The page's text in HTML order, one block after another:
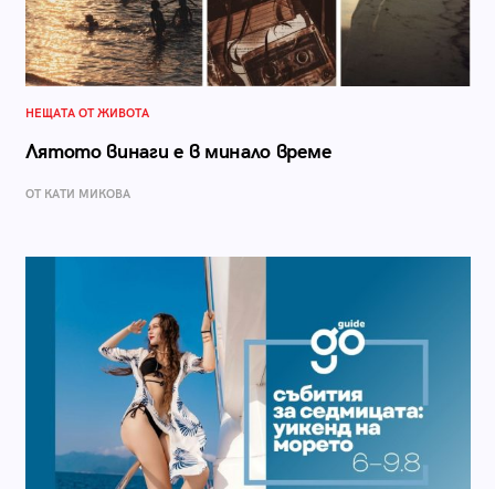
НЕЩАТА ОТ ЖИВОТА
Лятото винаги е в минало време
ОТ КАТИ МИКОВА